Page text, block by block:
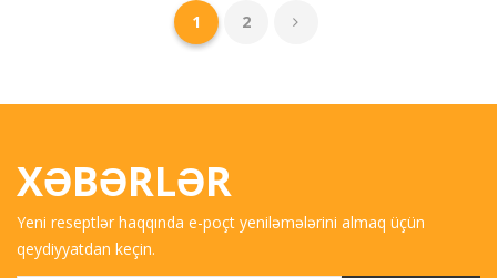
1 2
XƏBƏRLƏR
Yeni reseptlər haqqında e-poçt yeniləmələrini almaq üçün
qeydiyyatdan keçin.